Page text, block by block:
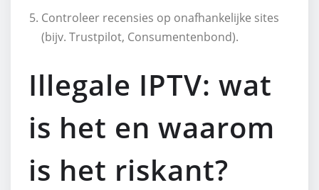
Controleer recensies op onafhankelijke sites
(bijv. Trustpilot, Consumentenbond).
Illegale IPTV: wat
is het en waarom
is het riskant?